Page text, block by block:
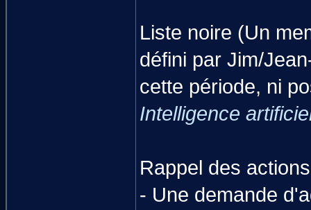
Liste noire (Un
défini par Jim/
cette période, ni
Intelligence
Rappel des
- Une demande